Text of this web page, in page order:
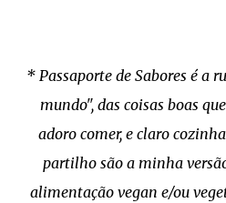
* Passaporte de Sabores é a
mundo", das coisas boas
adoro comer, e claro
partilho são a minha
alimentação vegan e/ou